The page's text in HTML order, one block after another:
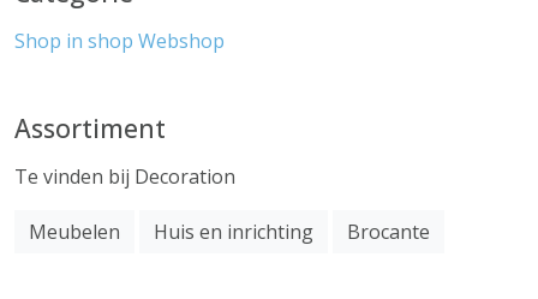
Shop in shop Webshop
Assortiment
Te vinden bij Decoration
Meubelen Huis en inrichting Brocante